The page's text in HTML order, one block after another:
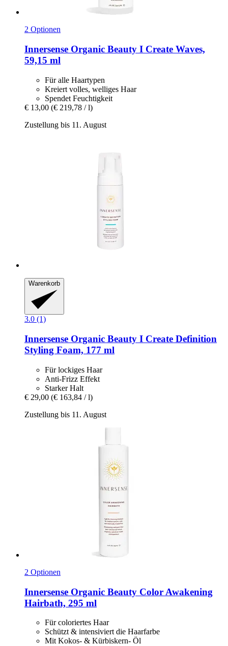
2 Optionen
Innersense Organic Beauty I Create Waves,
59,15 ml
Für alle Haartypen
Kreiert volles, welliges Haar
Spendet Feuchtigkeit
€ 13,00 (€ 219,78 / l)
Zustellung bis 11. August
Warenkorb
3.0 (1)
Innersense Organic Beauty I Create Definition
Styling Foam, 177 ml
Für lockiges Haar
Anti-Frizz Effekt
Starker Halt
€ 29,00 (€ 163,84 / l)
Zustellung bis 11. August
2 Optionen
Innersense Organic Beauty Color Awakening
Hairbath, 295 ml
Für coloriertes Haar
Schützt & intensiviert die Haarfarbe
Mit Kokos- & Kürbiskern- Öl